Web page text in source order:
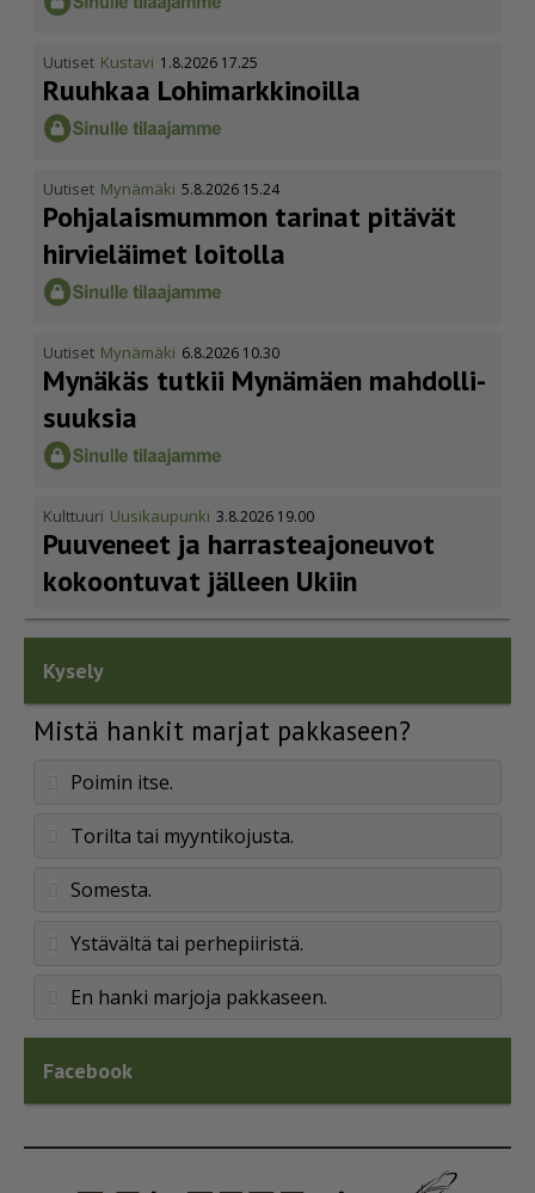
Uutiset Kustavi 1.8.2026 17.25
Ruuhkaa Lohimark­ki­noilla
Uutiset Mynämäki 5.8.2026 15.24
Pohja­lais­mummon tarinat pitävät
hirvieläimet loitolla
Uutiset Mynämäki 6.8.2026 10.30
Mynäkäs tutkii Mynämäen mahdol­li­
suuksia
Kulttuuri Uusikaupunki 3.8.2026 19.00
Puuveneet ja harras­te­a­jo­neuvot
kokoontuvat jälleen Ukiin
Kysely
Mistä hankit marjat pakkaseen?
Poimin itse.
Torilta tai myyntikojusta.
Somesta.
Ystävältä tai perhepiiristä.
En hanki marjoja pakkaseen.
Facebook